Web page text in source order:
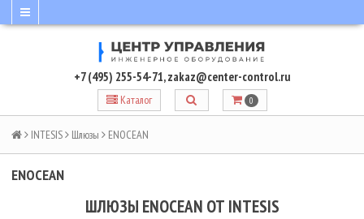
+7 (495) 255-54-71,zakaz@center-control.ru
Каталог 0
INTESIS Шлюзы ENOCEAN
ENOCEAN
ШЛЮЗЫ ENOCEAN ОТ INTESIS